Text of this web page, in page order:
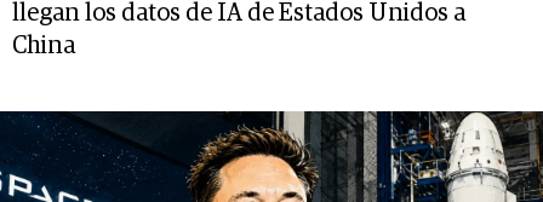
llegan los datos de IA de Estados Unidos a
China